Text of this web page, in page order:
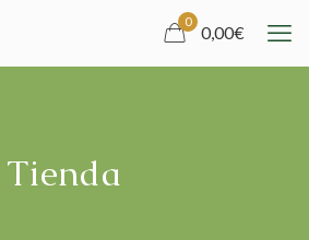
0
0,00€
Tienda